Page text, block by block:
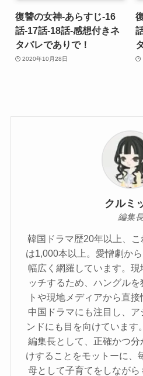
復讐の女神-あらすじ-16
話-17話-18話-感想付きネ
タバレでありで！
2020年10月28日
クルミ
編集
韓国ドラマ歴20年以上、
は1,000本以上。愛憎劇か
幅広く網羅しています。
ッチするため、ハングル
トや現地メディアから直
中国ドラマにも注目し、
ンドにも目を向けています
編集長として、正確かつ
けすることをモットーに、
母として子育てをしなが